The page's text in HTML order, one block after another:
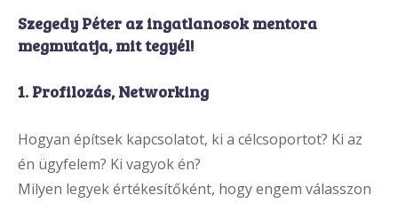
Szegedy Péter az ingatlanosok mentora
megmutatja, mit tegyél!
1. Profilozás, Networking
Hogyan építsek kapcsolatot, ki a célcsoportot? Ki az
én ügyfelem? Ki vagyok én?
Milyen legyek értékesítőként, hogy engem válasszon